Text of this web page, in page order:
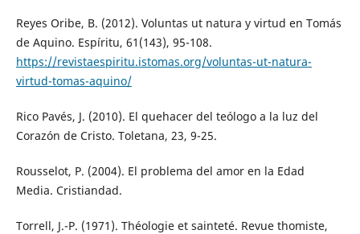
Reyes Oribe, B. (2012). Voluntas ut natura y virtud en Tomás
de Aquino. Espíritu, 61(143), 95-108.
https://revistaespiritu.istomas.org/voluntas-ut-natura-
virtud-tomas-aquino/
Rico Pavés, J. (2010). El quehacer del teólogo a la luz del
Corazón de Cristo. Toletana, 23, 9-25.
Rousselot, P. (2004). El problema del amor en la Edad
Media. Cristiandad.
Torrell, J.-P. (1971). Théologie et sainteté. Revue thomiste,